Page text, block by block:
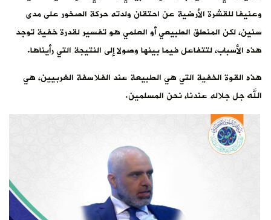
وعنيفا للقشرة الأرضية عن احتقان ولدته حركة الصخور على مدى
سنين، لكن المنطق الطبيعي أو العلمي هو تفسير لقدرة خفية توجد
هذه الأسباب، لتتفاعل فيما بينها وصولا إلى النتيجة التي رأيناها.
هذه القوة الخفية التي هي الطبيعة عند الفلاسفة الغربيين، هي
الله جل جلاله عندنا، نحن المسلمين.